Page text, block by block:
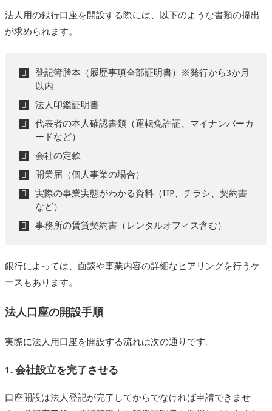
あわせて読みたい
法人用の銀行口座を開設する際には、以下のような書類の提出
が求められます。
登記簿謄本（履歴事項全部証明書）※発行から3か月
以内
法人印鑑証明書
代表者の本人確認書類（運転免許証、マイナンバーカ
ードなど）
会社の定款
開業届（個人事業の場合）
実際の事業実態がわかる資料（HP、チラシ、契約書
など）
事務所の賃貸契約書（レンタルオフィス含む）
銀行によっては、面談や事業内容の詳細なヒアリングを行うケ
ースもあります。
法人口座の開設手順
実際に法人用口座を開設する流れは次の通りです。
1. 会社設立を完了させる
口座開設は法人登記が完了してからでなければ申請できませ